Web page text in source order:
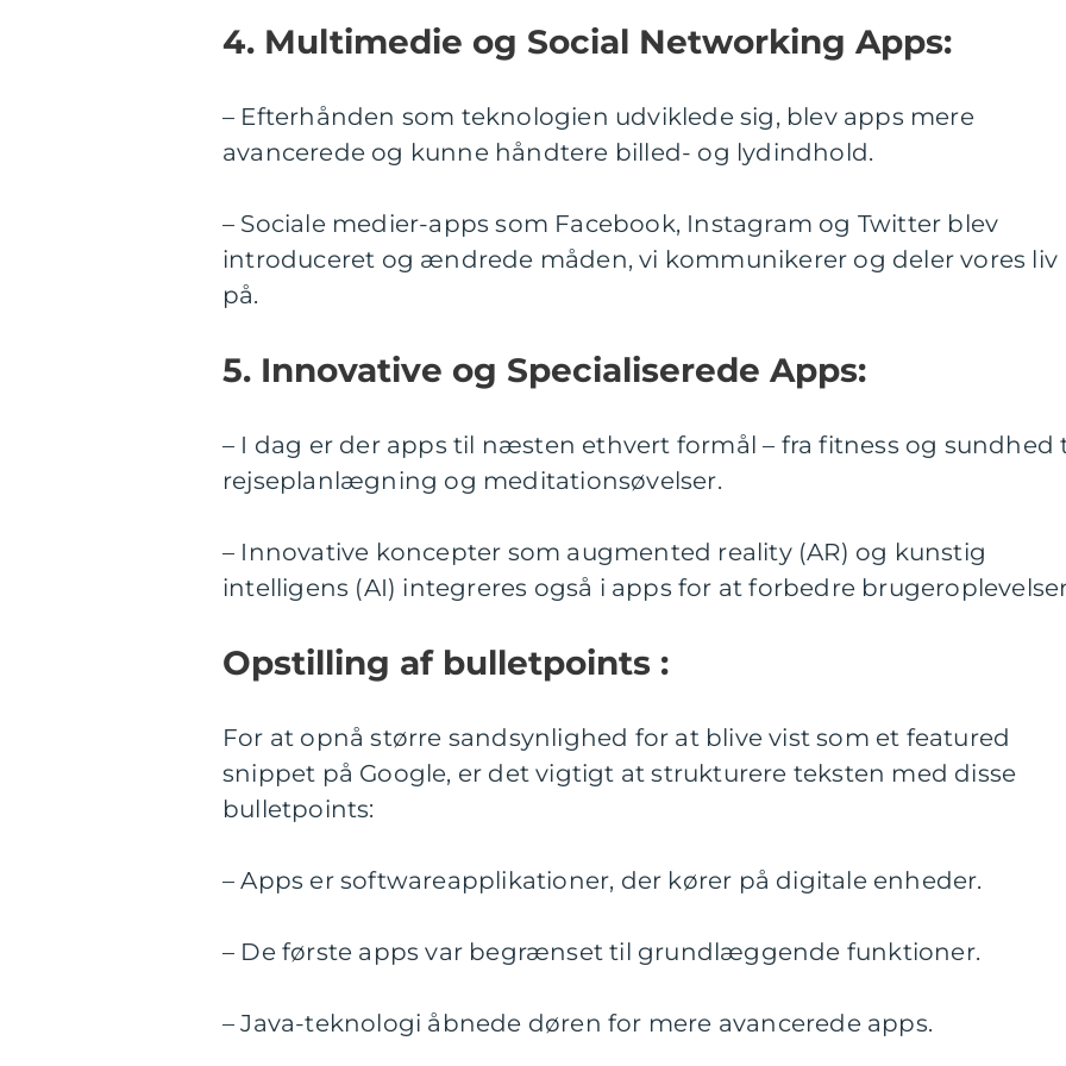
4. Multimedie og Social Networking Apps:
– Efterhånden som teknologien udviklede sig, blev apps mere
avancerede og kunne håndtere billed- og lydindhold.
– Sociale medier-apps som Facebook, Instagram og Twitter blev
introduceret og ændrede måden, vi kommunikerer og deler vores liv
på.
5. Innovative og Specialiserede Apps:
– I dag er der apps til næsten ethvert formål – fra fitness og sundhed
rejseplanlægning og meditationsøvelser.
– Innovative koncepter som augmented reality (AR) og kunstig
intelligens (AI) integreres også i apps for at forbedre
Opstilling af bulletpoints :
For at opnå større sandsynlighed for at blive vist som et featured
snippet på Google, er det vigtigt at strukturere teksten med disse
bulletpoints:
– Apps er softwareapplikationer, der kører på digitale enheder.
– De første apps var begrænset til grundlæggende funktioner.
– Java-teknologi åbnede døren for mere avancerede apps.